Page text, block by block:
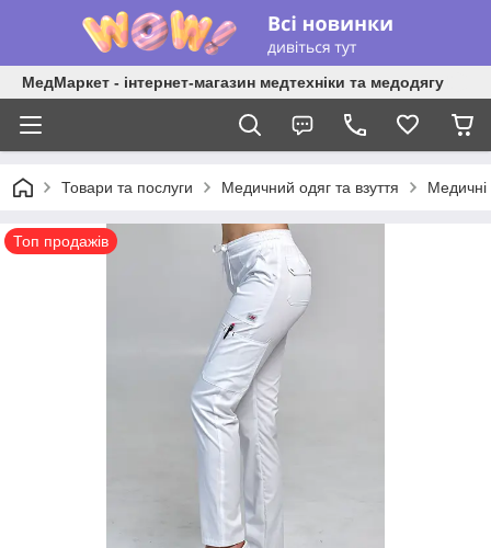
МедМаркет - інтернет-магазин медтехніки та медодягу
Товари та послуги Медичний одяг та взуття
Топ продажів